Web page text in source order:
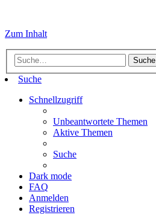
Zum Inhalt
Suche
Suche
Schnellzugriff
Unbeantwortete Themen
Aktive Themen
Suche
Dark mode
FAQ
Anmelden
Registrieren